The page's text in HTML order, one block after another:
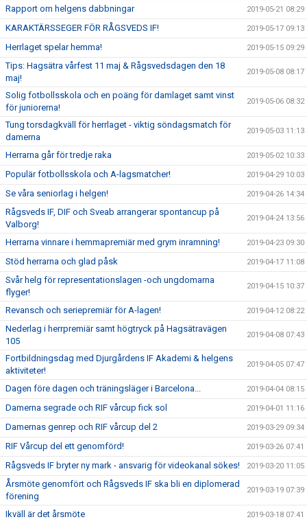
Rapport om helgens dabbningar 2019-05-21 08:29
KARAKTÄRSSEGER FÖR RÅGSVEDS IF! 2019-05-17 09:13
Herrlaget spelar hemma! 2019-05-15 09:29
Tips: Hagsätra vårfest 11 maj & Rågsvedsdagen den 18
maj!
2019-05-08 08:17
Solig fotbollsskola och en poäng för damlaget samt vinst
för juniorerna!
2019-05-06 08:32
Tung torsdagkväll för herrlaget - viktig söndagsmatch för
damerna
2019-05-03 11:13
Herrarna går för tredje raka 2019-05-02 10:33
Populär fotbollsskola och A-lagsmatcher! 2019-04-29 10:03
Se våra seniorlag i helgen! 2019-04-26 14:34
Rågsveds IF, DIF och Sveab arrangerar spontancup på
Valborg!
2019-04-24 13:56
Herrarna vinnare i hemmapremiär med grym inramning! 2019-04-23 09:30
Stöd herrarna och glad påsk 2019-04-17 11:08
Svår helg för representationslagen -och ungdomarna
flyger!
2019-04-15 10:37
Revansch och seriepremiär för A-lagen! 2019-04-12 08:22
Nederlag i herrpremiär samt högtryck på Hagsätravägen
105
2019-04-08 07:43
Fortbildningsdag med Djurgårdens IF Akademi & helgens
aktiviteter!
2019-04-05 07:47
Dagen före dagen och träningsläger i Barcelona... 2019-04-04 08:15
Damerna segrade och RIF vårcup fick sol 2019-04-01 11:16
Damernas genrep och RIF vårcup del 2 2019-03-29 09:34
RIF Vårcup del ett genomförd! 2019-03-26 07:41
Rågsveds IF bryter ny mark - ansvarig för videokanal sökes! 2019-03-20 11:05
Årsmöte genomfört och Rågsveds IF ska bli en diplomerad
förening
2019-03-19 07:39
Ikväll är det årsmöte 2019-03-18 07:41